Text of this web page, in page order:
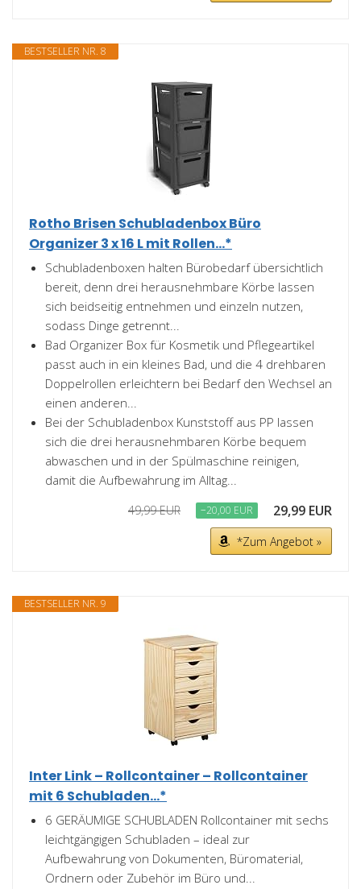
BESTSELLER NR. 8
Rotho Brisen Schubladenbox Büro
Organizer 3 x 16 L mit Rollen...*
Schubladenboxen halten Bürobedarf übersichtlich
bereit, denn drei herausnehmbare Körbe lassen
sich beidseitig entnehmen und einzeln nutzen,
sodass Dinge getrennt...
Bad Organizer Box für Kosmetik und Pflegeartikel
passt auch in ein kleines Bad, und die 4 drehbaren
Doppelrollen erleichtern bei Bedarf den Wechsel an
einen anderen...
Bei der Schubladenbox Kunststoff aus PP lassen
sich die drei herausnehmbaren Körbe bequem
abwaschen und in der Spülmaschine reinigen,
damit die Aufbewahrung im Alltag...
49,99 EUR −20,00 EUR 29,99 EUR
*Zum Angebot »
BESTSELLER NR. 9
Inter Link – Rollcontainer – Rollcontainer
mit 6 Schubladen...*
6 GERÄUMIGE SCHUBLADEN Rollcontainer mit sechs
leichtgängigen Schubladen – ideal zur
Aufbewahrung von Dokumenten, Büromaterial,
Ordnern oder Zubehör im Büro und...